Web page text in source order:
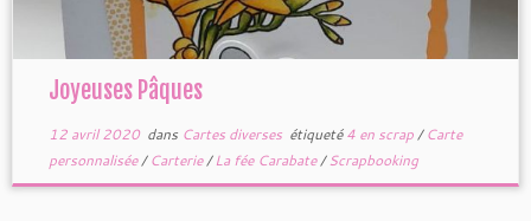
Joyeuses Pâques
12 avril 2020dans Cartes diverses étiqueté4 en scrap/Carte
personnalisée/Carterie/La fée Carabate/Scrapbooking